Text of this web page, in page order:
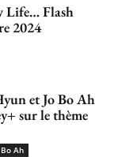
Life… Flash
2024
et Jo Bo Ah
sur le thème
Ah